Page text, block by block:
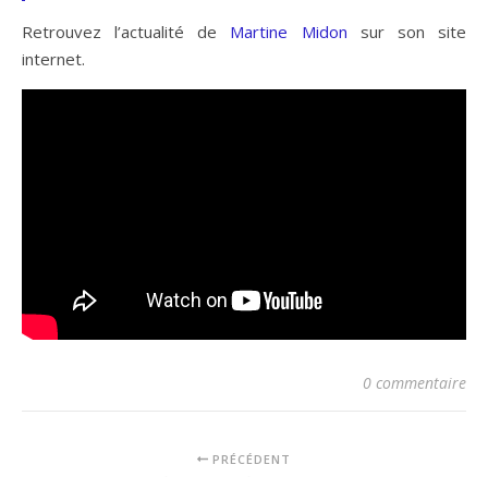
Retrouvez l’actualité de Martine Midon sur son site
internet.
0 commentaire
PRÉCÉDENT